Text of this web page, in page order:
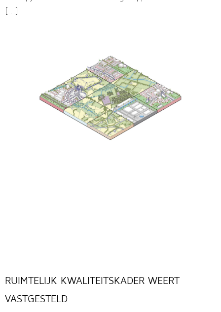
[...]
RUIMTELIJK KWALITEITSKADER WEERT
VASTGESTELD